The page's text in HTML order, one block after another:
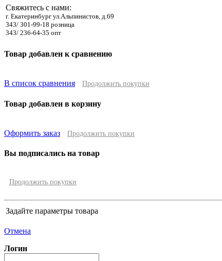
Свяжитесь с нами:
г. Екатеринбург ул.Альпинистов, д.69
343/ 301-99-18 розница
343/ 236-64-35 опт
Товар добавлен к сравнению
В список сравнения Продолжить покупки
Товар добавлен в корзину
Оформить заказ Продолжить покупки
Вы подписались на товар
Продолжить покупки
Задайте параметры товара
Отмена
Логин